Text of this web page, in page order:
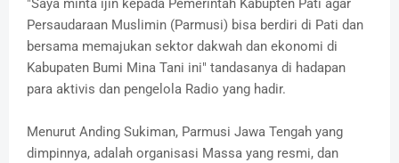
"Saya minta ijin kepada Pemerintah Kabupten Pati agar
Persaudaraan Muslimin (Parmusi) bisa berdiri di Pati dan
bersama memajukan sektor dakwah dan ekonomi di
Kabupaten Bumi Mina Tani ini" tandasanya di hadapan
para aktivis dan pengelola Radio yang hadir.
Menurut Anding Sukiman, Parmusi Jawa Tengah yang
dimpinnya, adalah organisasi Massa yang resmi, dan